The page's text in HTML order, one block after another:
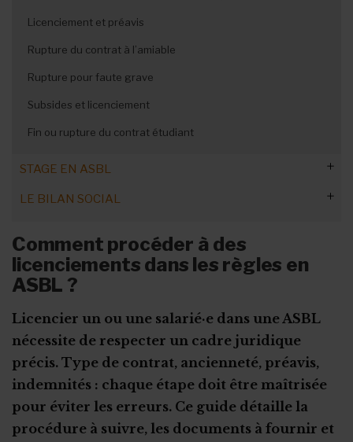
Les outils de la concertation interne
Licenciement et préavis
Rupture du contrat à l’amiable
Rupture pour faute grave
Subsides et licenciement
Fin ou rupture du contrat étudiant
STAGE EN ASBL
Le stage étudiant
Le stage First (PEP)
Le plan d’accompagnement du stagiaire
La procédure d'engagement
Les formalités administratives
Non-respect de la convention de stage
Le stage d’intégration
La convention d’immersion professionnelle
La formation en alternance
Autres types de stage
Stage en ASBL : les étapes clés
Le recrutement via le stage
LE BILAN SOCIAL
Quelles informations faut-il donner ?
Quand et comment le publier ?
Les types de formation à prendre en compte
Comment procéder à des
licenciements dans les règles en
ASBL ?
Licencier un ou une salarié·e dans une ASBL
nécessite de respecter un cadre juridique
précis. Type de contrat, ancienneté, préavis,
indemnités : chaque étape doit être maîtrisée
pour éviter les erreurs. Ce guide détaille la
procédure à suivre, les documents à fournir et